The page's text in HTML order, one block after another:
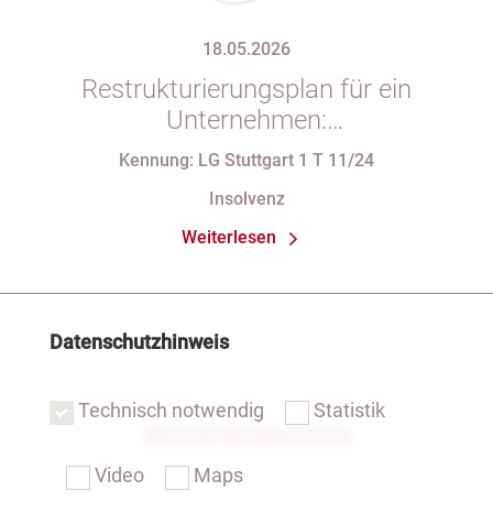
18.05.2026
Restrukturierungsplan für ein
Unternehmen:
Verfassungsbeschwerde gegen
Kennung: LG Stuttgart 1 T 11/24
Insolvenz
Weiterlesen
Datenschutzhinweis
Technisch notwendig Statistik
Video Maps